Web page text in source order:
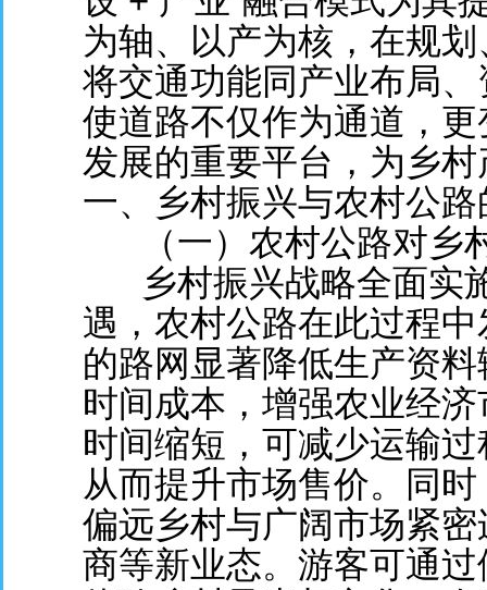
为轴、以产为核，在规
将交通功能同产业布局
使道路不仅作为通道，
发展的重要平台，为乡
一、乡村振兴与农村公
（一）农村公路对
乡村振兴战略全面实
遇，农村公路在此过程
的路网显著降低生产资
时间成本，增强农业经
时间缩短，可减少运输
从而提升市场售价。同
偏远乡村与广阔市场紧
商等新业态。游客可通